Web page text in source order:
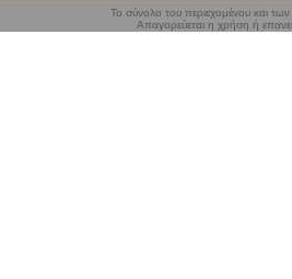
Το σύνολο του περιεχομένου και
Απαγορεύεται η χρήση ή